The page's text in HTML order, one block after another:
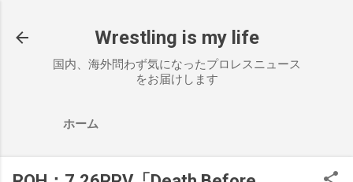
Wrestling is my life
国内、海外問わず気になったプロレスニュース
をお届けします
ホーム